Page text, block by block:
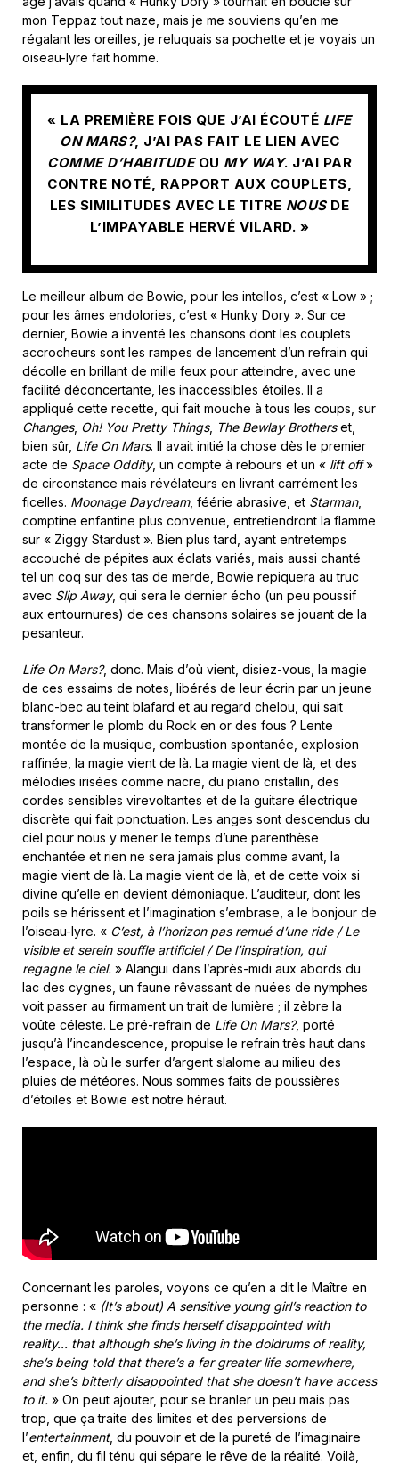
mon Teppaz tout naze, mais je me souviens qu’en me
régalant les oreilles, je reluquais sa pochette et je voyais un
oiseau-lyre fait homme.
« LA PREMIÈRE FOIS QUE J’AI ÉCOUTÉ LIFE
ON MARS?, J’AI PAS FAIT LE LIEN AVEC
COMME D’HABITUDEOU MY WAY. J’AI PAR
CONTRE NOTÉ, RAPPORT AUX COUPLETS,
LES SIMILITUDES AVEC LE TITRE NOUSDE
L’IMPAYABLE HERVÉ VILARD. »
Le meilleur album de Bowie, pour les intellos, c’est « Low » ;
pour les âmes endolories, c’est « Hunky Dory ». Sur ce
dernier, Bowie a inventé les chansons dont les couplets
accrocheurs sont les rampes de lancement d’un refrain qui
décolle en brillant de mille feux pour atteindre, avec une
facilité déconcertante, les inaccessibles étoiles. Il a
appliqué cette recette, qui fait mouche à tous les coups, sur
Changes, Oh! You Pretty Things, The Bewlay Brotherset,
bien sûr, Life On Mars. Il avait initié la chose dès le premier
acte de Space Oddity, un compte à rebours et un « lift off»
de circonstance mais révélateurs en livrant carrément les
ficelles. Moonage Daydream, féérie abrasive, et Starman,
comptine enfantine plus convenue, entretiendront la flamme
sur « Ziggy Stardust ». Bien plus tard, ayant entretemps
accouché de pépites aux éclats variés, mais aussi chanté
tel un coq sur des tas de merde, Bowie repiquera au truc
avec Slip Away, qui sera le dernier écho (un peu poussif
aux entournures) de ces chansons solaires se jouant de la
pesanteur.
Life On Mars?, donc. Mais d’où vient, disiez-vous, la magie
de ces essaims de notes, libérés de leur écrin par un jeune
blanc-bec au teint blafard et au regard chelou, qui sait
transformer le plomb du Rock en or des fous ? Lente
montée de la musique, combustion spontanée, explosion
raffinée, la magie vient de là. La magie vient de là, et des
mélodies irisées comme nacre, du piano cristallin, des
cordes sensibles virevoltantes et de la guitare électrique
discrète qui fait ponctuation. Les anges sont descendus du
ciel pour nous y mener le temps d’une parenthèse
enchantée et rien ne sera jamais plus comme avant, la
magie vient de là. La magie vient de là, et de cette voix si
divine qu’elle en devient démoniaque. L’auditeur, dont les
poils se hérissent et l’imagination s’embrase, a le bonjour de
l’oiseau-lyre. « C’est, à l’horizon pas remué d’une ride / Le
visible et serein souffle artificiel / De l’inspiration, qui
regagne le ciel. » Alangui dans l’après-midi aux abords du
lac des cygnes, un faune rêvassant de nuées de nymphes
voit passer au firmament un trait de lumière ; il zèbre la
voûte céleste. Le pré-refrain de Life On Mars?, porté
jusqu’à l’incandescence, propulse le refrain très haut dans
l’espace, là où le surfer d’argent slalome au milieu des
pluies de météores. Nous sommes faits de poussières
d’étoiles et Bowie est notre héraut.
Concernant les paroles, voyons ce qu’en a dit le Maître en
personne : « (It’s about) A sensitive young girl’s reaction to
the media. I think she finds herself disappointed with
reality… that although she’s living in the doldrums of reality,
she’s being told that there’s a far greater life somewhere,
and she’s bitterly disappointed that she doesn’t have access
to it. » On peut ajouter, pour se branler un peu mais pas
trop, que ça traite des limites et des perversions de
l’entertainment, du pouvoir et de la pureté de l’imaginaire
et, enfin, du fil ténu qui sépare le rêve de la réalité. Voilà,